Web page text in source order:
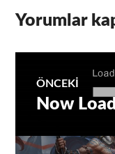
Yorumlar
Yazı
ÖNCEKI
Önceki
Now